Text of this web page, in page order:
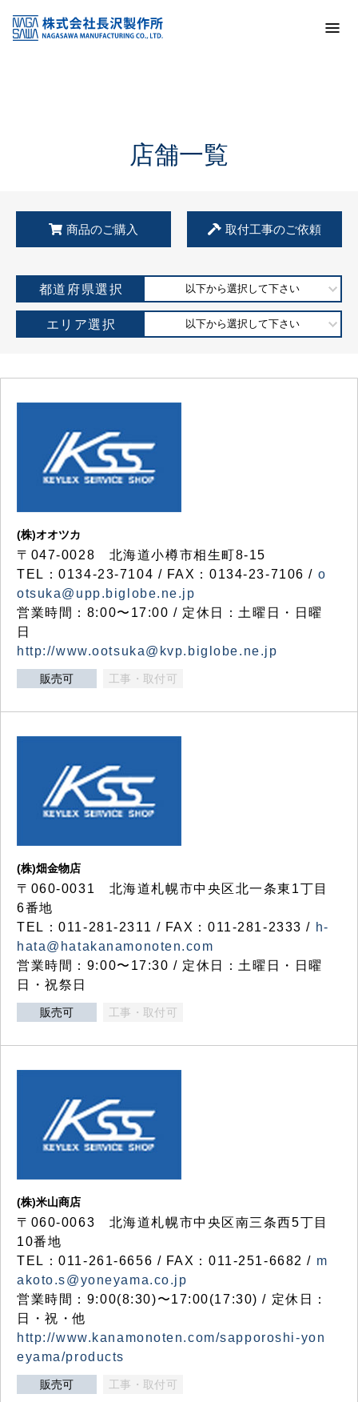
KSS加盟店・取扱店情報
店舗一覧
店舗一覧
商品のご購入 取付工事のご依頼
都道府県選択 以下から選択して下さい
エリア選択 以下から選択して下さい
(株)オオツカ
〒047-0028 北海道小樽市相生町8-15
TEL：0134-23-7104 / FAX：0134-23-7106 / o
otsuka@upp.biglobe.ne.jp
営業時間：8:00〜17:00 / 定休日：土曜日・日曜
日
http://www.ootsuka@kvp.biglobe.ne.jp
販売可 工事・取付可
(株)畑金物店
〒060-0031 北海道札幌市中央区北一条東1丁目
6番地
TEL：011-281-2311 / FAX：011-281-2333 / h-
hata@hatakanamonoten.com
営業時間：9:00〜17:30 / 定休日：土曜日・日曜
日・祝祭日
販売可 工事・取付可
(株)米山商店
〒060-0063 北海道札幌市中央区南三条西5丁目
10番地
TEL：011-261-6656 / FAX：011-251-6682 / m
akoto.s@yoneyama.co.jp
営業時間：9:00(8:30)〜17:00(17:30) / 定休日：
日・祝・他
http://www.kanamonoten.com/sapporoshi-yon
eyama/products
販売可 工事・取付可